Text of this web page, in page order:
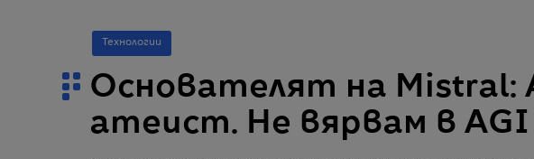
Технологии
Основателят на Mistral:
атеист. Не вярвам в AGI